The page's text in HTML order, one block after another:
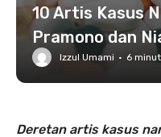
10 Artis Kasus
Pramono dan
Izzul Umami · 6
Deretan artis kasus